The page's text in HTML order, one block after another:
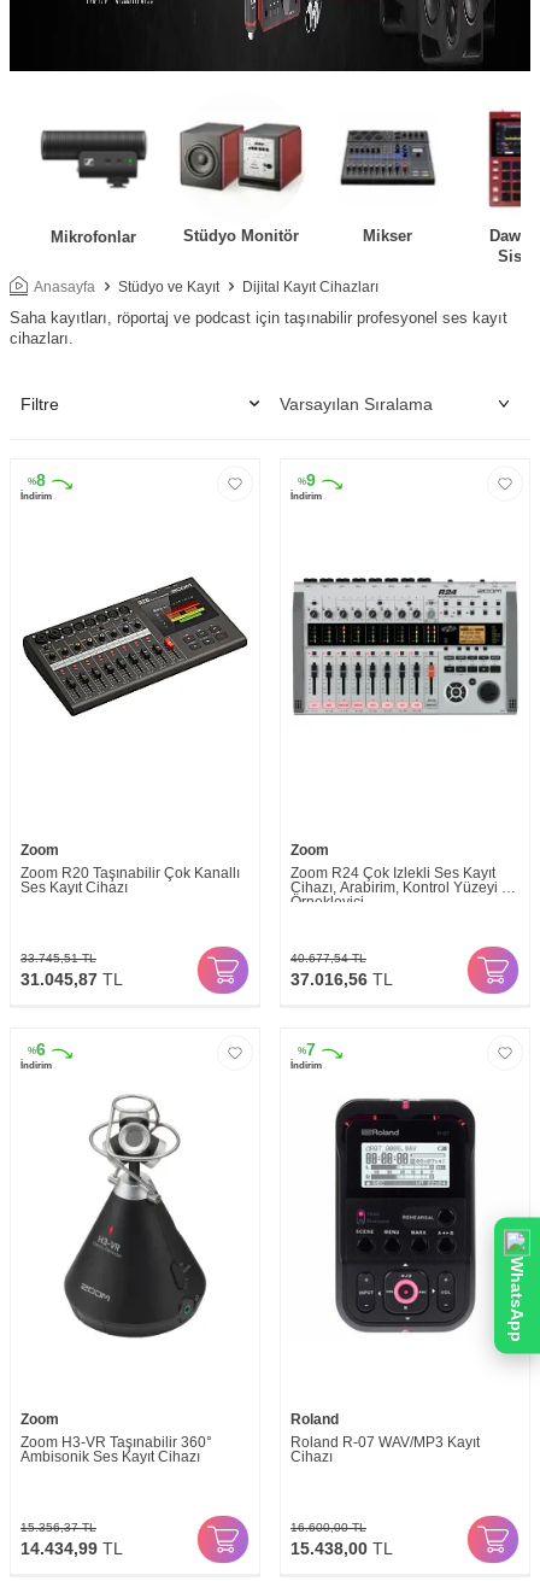
Mikrofonlar Stüdyo Monitör Mikser
Daw
Anasayfa Stüdyo ve Kayıt Dijital Kayıt Cihazları
Saha kayıtları, röportaj ve podcast için taşınabilir profesyonel ses kayıt
cihazları.
Filtre
%8
İndirim
Zoom
Zoom R20 Taşınabilir Çok Kanallı
Ses Kayıt Cihazı
33.745,51TL
31.045,87 TL
%9
İndirim
Zoom
Zoom R24 Çok İzlekli Ses Kayıt
Cihazı, Arabirim, Kontrol Yüzeyi ve
Örnekleyici
40.677,54TL
37.016,56 TL
%6
İndirim
Zoom
Zoom H3-VR Taşınabilir 360°
Ambisonik Ses Kayıt Cihazı
15.356,37TL
14.434,99 TL
%7
İndirim
Roland
Roland R-07 WAV/MP3 Kayıt
Cihazı
16.600,00TL
15.438,00 TL
WhatsApp